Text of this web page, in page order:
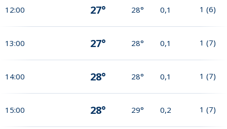
12:00 27° 28° 0,1 1 (6)
13:00 27° 28° 0,1 1 (7)
14:00 28° 28° 0,1 1 (7)
15:00 28° 29° 0,2 1 (7)